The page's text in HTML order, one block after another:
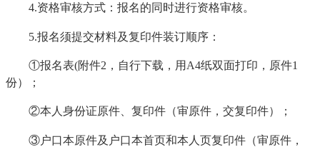
4.资格审核方式：报名的同时进行资格审核。
5.报名须提交材料及复印件装订顺序：
①报名表(附件2，自行下载，用A4纸双面打印，原件1
份）；
②本人身份证原件、复印件（审原件，交复印件）；
③户口本原件及户口本首页和本人页复印件（审原件，